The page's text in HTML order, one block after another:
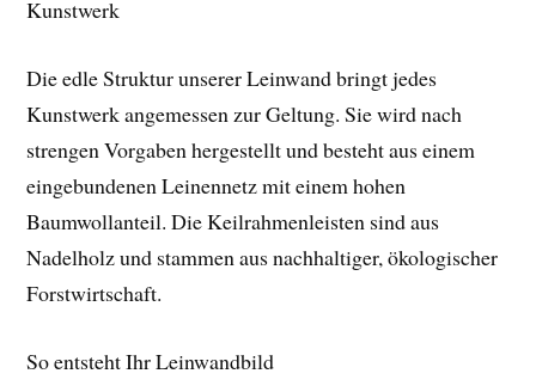
Kunstwerk
Die edle Struktur unserer Leinwand bringt jedes
Kunstwerk angemessen zur Geltung. Sie wird nach
strengen Vorgaben hergestellt und besteht aus einem
eingebundenen Leinennetz mit einem hohen
Baumwollanteil. Die Keilrahmenleisten sind aus
Nadelholz und stammen aus nachhaltiger, ökologischer
Forstwirtschaft.
So entsteht Ihr Leinwandbild